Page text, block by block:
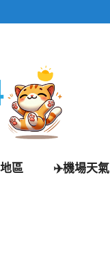
區 ✈️機場天氣